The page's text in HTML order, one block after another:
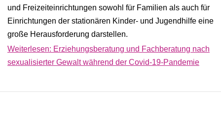
und Freizeiteinrichtungen sowohl für Familien als auch für
Einrichtungen der stationären Kinder- und Jugendhilfe eine
große Herausforderung darstellen.
Weiterlesen: Erziehungsberatung und Fachberatung nach
sexualisierter Gewalt während der Covid-19-Pandemie